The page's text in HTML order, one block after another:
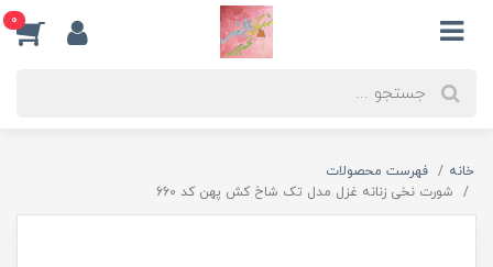
0
خانه
فهرست محصولات
شورت نخی زنانه غزل مدل تک شاخ کش پهن کد 660